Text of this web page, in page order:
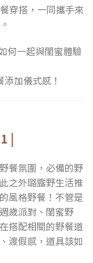
穿搭，一同攜手來
何一起與閨蜜體驗
加儀式感！
|
餐氛圍，必備的野
之外璐露野生活推
風格野餐！不管是
歲派對、閨蜜野
搭配相關的野餐道
渡假感，道具該如